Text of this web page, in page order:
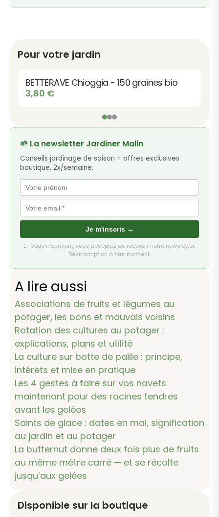
Pour votre jardin
BETTERAVE Chioggia - 150 graines bio
3,80 €
🌱 La newsletter Jardiner Malin
Conseils jardinage de saison + offres exclusives
boutique, 2x/semaine.
Je m'inscris →
En vous inscrivant, vous acceptez de recevoir notre newsletter.
Désinscription à tout moment.
A lire aussi
Associations de fruits et légumes au
potager, les bons et mauvais voisins
Rotation des cultures au potager :
explications, plans et utilité
La culture sur botte de paille : principe,
intérêts et mise en pratique
Les 4 gestes à faire sur vos navets
maintenant pour des racines tendres
avant les gelées
Saints de glace : dates en mai, signification
au jardin et au potager
La butternut donne deux fois plus de fruits
au même mètre carré — et se récolte
jusqu’aux gelées
Disponible sur la boutique